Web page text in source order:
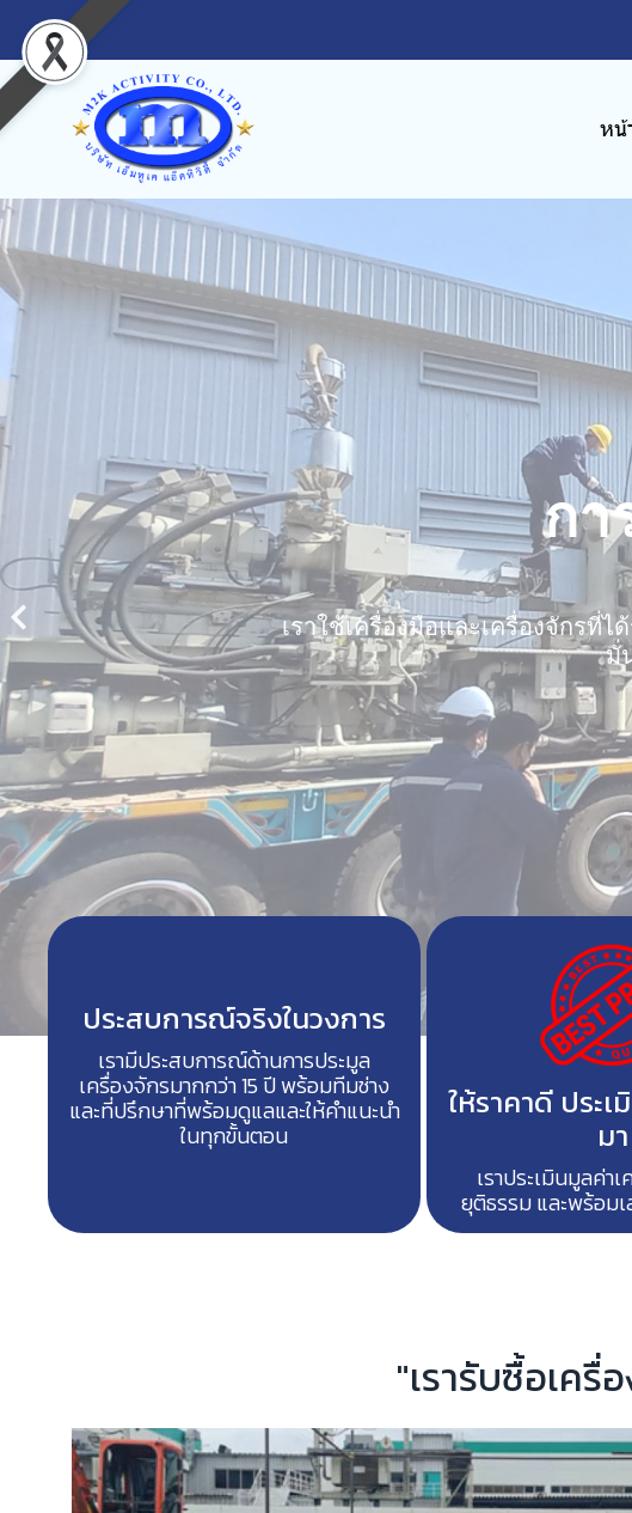
หน้
กา
เราใช้เครื่องมือและเครื่องจักรที่
มั่
ประสบการณ์จริงในวงการ
เรามีประสบการณ์ด้านการประมูล
เครื่องจักรมากกว่า 15 ปี พร้อมทีมช่าง
และที่ปรึกษาที่พร้อมดูแลและให้คำแนะนำ
ในทุกขั้นตอน
ให้ราคาดี ประ
มา
เราประเมินมูลค่า
ยุติธรรม และพร้อม
"เรารับซื้อเครื่